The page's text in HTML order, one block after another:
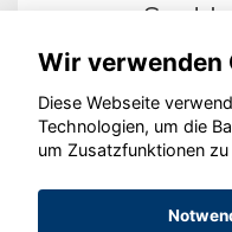
Seat Leon
©
Wir verwenden
Diese Webseite
Technologien, um die
um Zusatzfunktionen zu